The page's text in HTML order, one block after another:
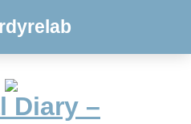
Diary –